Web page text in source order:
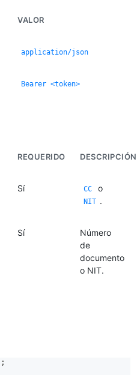
VALOR
application/json
Bearer <token>
REQUERIDO DESCRIPCIÓN
Sí CC o
NIT .
Sí
Número
de
documento
o NIT.
;